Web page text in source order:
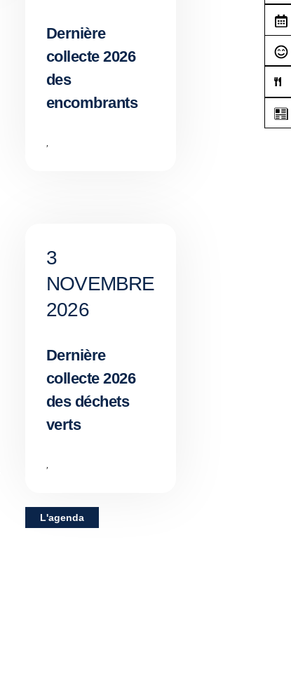
Dernière
collecte 2026
des
encombrants
,
3
NOVEMBRE
2026
Dernière
collecte 2026
des déchets
verts
,
L'agenda